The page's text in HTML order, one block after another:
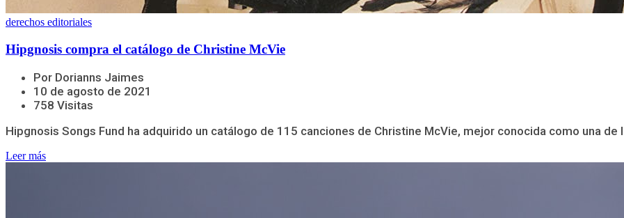
derechos editoriales
Hipgnosis compra el catálogo de Christine McVie
Por Dorianns Jaimes
10 de agosto de 2021
758 Visitas
Hipgnosis Songs Fund ha adquirido un catálogo de 115 canciones de Christine McVie, mejor conocida como una
Leer más